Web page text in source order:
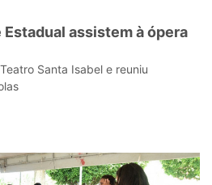
Estadual assistem à ópera
Santa Isabel e reuniu